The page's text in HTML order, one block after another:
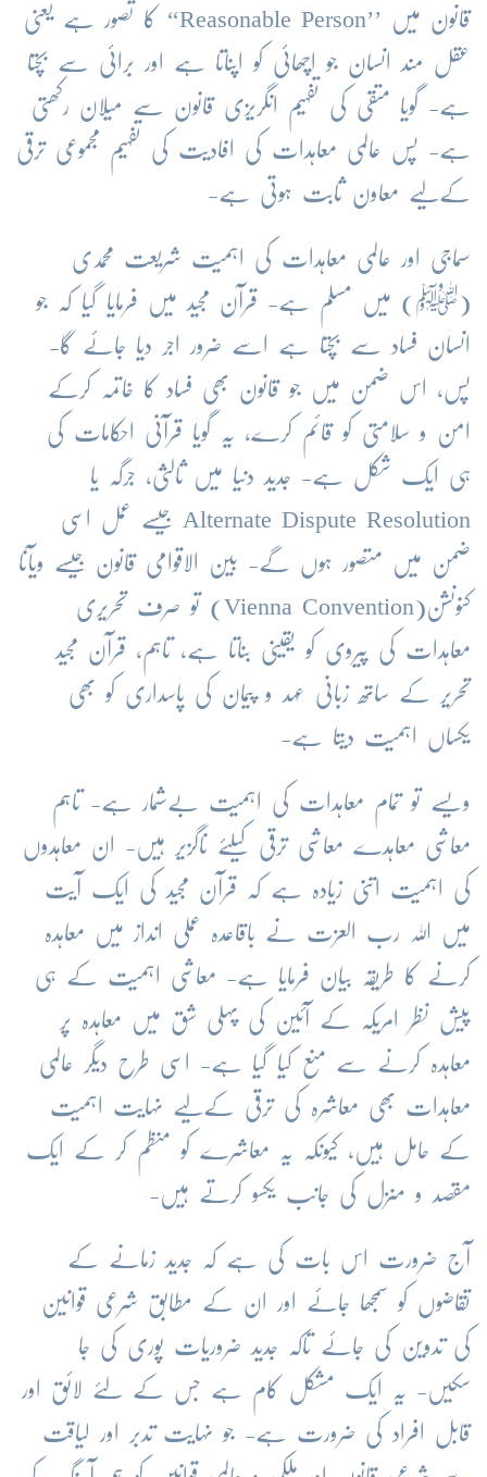
قانون میں ’’Reasonable Person‘‘ کا تصور ہے یعنی
عقل مند انسان جو اچھائی کو اپناتا ہے اور برائی سے بچتا
ہے- گویا متقی کی تفہیم انگریزی قانون سے میلان رکھتی
ہے- پس عالمی معاہدات کی افادیت کی تفہیم مجموعی ترقی
کےلیے معاون ثابت ہوتی ہے-
سماجی اور عالمی معاہدات کی اہمیت شریعت محمدی
(ﷺ) میں مسلم ہے- قرآن مجید میں فرمایا گیا کہ جو
انسان فساد سے بچتا ہے اسے ضرور اجر دیا جائے گا-
پس، اس ضمن میں جو قانون بھی فساد کا خاتمہ کرکے
امن و سلامتی کو قائم کرے، یہ گویا قرآنی احکامات کی
ہی ایک شکل ہے- جدید دنیا میں ثالثی، جرگہ یا
Alternate Dispute Resolution جیسے عمل اسی
ضمن میں متصور ہوں گے- بین الاقوامی قانون جیسے ویآنا
کنونشن(Vienna Convention) تو صرف تحریری
معاہدات کی پیروی کو یقینی بناتا ہے، تاہم، قرآن مجید
تحریر کے ساتھ زبانی عہد و پیمان کی پاسداری کو بھی
یکساں اہمیت دیتا ہے-
ویسے تو تمام معاہدات کی اہمیت بےشمار ہے- تاہم
معاشی معاہدے معاشی ترقی کیلئے ناگزیر ہیں- ان معاہدوں
کی اہمیت اتنی زیادہ ہے کہ قرآن مجید کی ایک آیت
میں اللہ رب العزت نے باقاعدہ عملی انداز میں معاہدہ
کرنے کا طریقہ بیان فرمایا ہے- معاشی اہمیت کے ہی
پیش نظر امریکہ کے آئین کی پہلی شق میں معاہدہ پر
معاہدہ کرنے سے منع کیا گیا ہے- اسی طرح دیگر عالمی
معاہدات بھی معاشرہ کی ترقی کےلیے نہایت اہمیت
کے حامل ہیں، کیونکہ یہ معاشرے کو منظم کر کے ایک
مقصد و منزل کی جانب یکسو کرتے ہیں-
آج ضرورت اس بات کی ہے کہ جدید زمانے کے
تقاضوں کو سمجھا جائے اور ان کے مطابق شرعی قوانین
کی تدوین کی جائے تاکہ جدید ضروریات پوری کی جا
سکیں- یہ ایک مشکل کام ہے جس کے لئے لائق اور
قابل افراد کی ضرورت ہے- جو نہایت تدبر اور لیاقت